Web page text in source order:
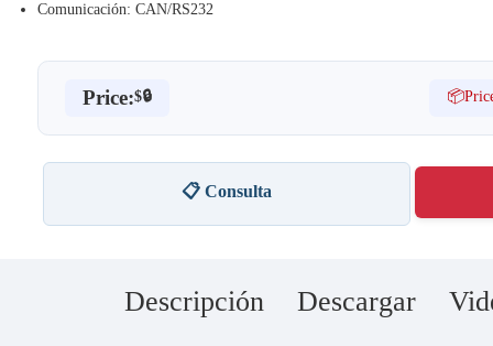
Comunicación: CAN/RS232
Price:$🔒
📋 Consulta
Descripción Descargar